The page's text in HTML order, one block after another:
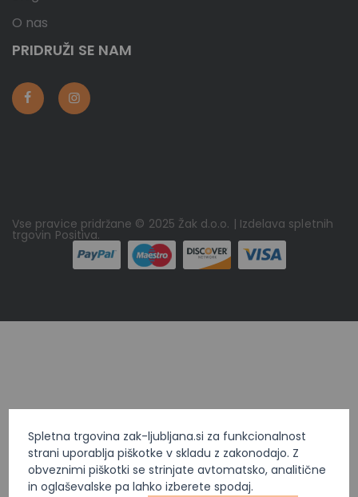
Spletna trgovina zak-ljubljana.si za funkcionalnost
strani uporablja piškotke v skladu z zakonodajo. Z
obveznimi piškotki se strinjate avtomatsko, analitične
in oglaševalske pa lahko izberete spodaj.
O nas
PRIDRUŽI SE NAM
Vse pravice pridržane © 2025 Žak d.o.o. | Izdelava spletnih
trgovin Positiva.